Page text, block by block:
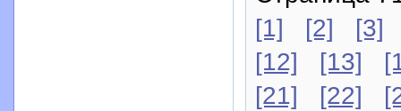
[1]
[2]
[3]
[12]
[13]
[21]
[22]